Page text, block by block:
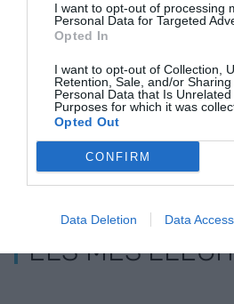
I want to opt-out of processing
Personal Data for Targeted
Opted In
I want to opt-out of Collection,
Retention, Sale, and/or
Personal Data that Is
Purposes for which it was
Opted Out
CONFIRM
Data Deletion Data Access
Estigues informat amb les
ACTIVAR ARA
ELS MÉS